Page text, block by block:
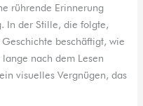
rührende Erinnerung
In der Stille, die folgte,
beschäftigt, wie
nach dem Lesen
visuelles Vergnügen, das